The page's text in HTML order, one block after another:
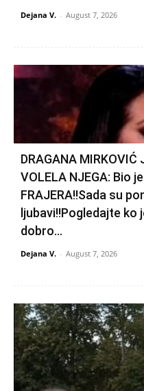
Dejana V. - August 7, 2026
DRAGANA MIRKOVIĆ
VOLELA NJEGA: Bio
FRAJERA!!Sada su
ljubavi!!Pogledajte ko
dobro...
Dejana V. - August 7, 2026